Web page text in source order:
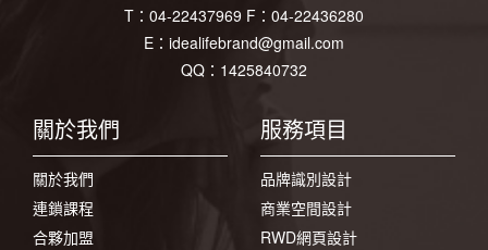
T： 04-22437969 F： 04-22436280
E： idealifebrand@gmail.com
QQ：1425840732
關於我們
關於我們
連鎖課程
合夥加盟
服務項目
品牌識別設計
商業空間設計
RWD網頁設計